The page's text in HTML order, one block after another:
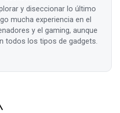
y diseccionar lo último
mucha experiencia en el
y el gaming, aunque
todos los tipos de gadgets.